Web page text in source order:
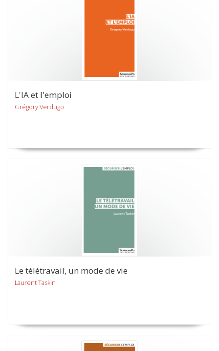
L'IA et l'emploi
Grégory Verdugo
Le télétravail, un mode de vie
Laurent Taskin